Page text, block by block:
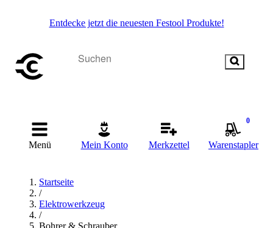
Entdecke jetzt die neuesten Festool Produkte!
Menü Mein Konto Merkzettel
0
Warenstapler
Startseite
/
Elektrowerkzeug
/
Bohrer & Schrauber